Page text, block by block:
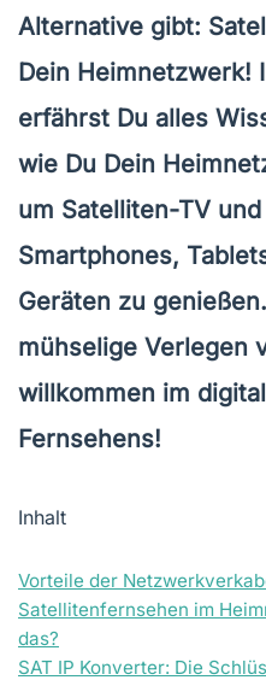
Alternative gibt:
Dein Heimnetzwerk!
erfährst Du alles
wie Du Dein
um Satelliten-TV und
Smartphones,
Geräten zu
mühselige Verlegen
willkommen im
Fernsehens!
Inhalt
Vorteile der
Satellitenfernsehen im
das?
SAT IP Konverter: Die